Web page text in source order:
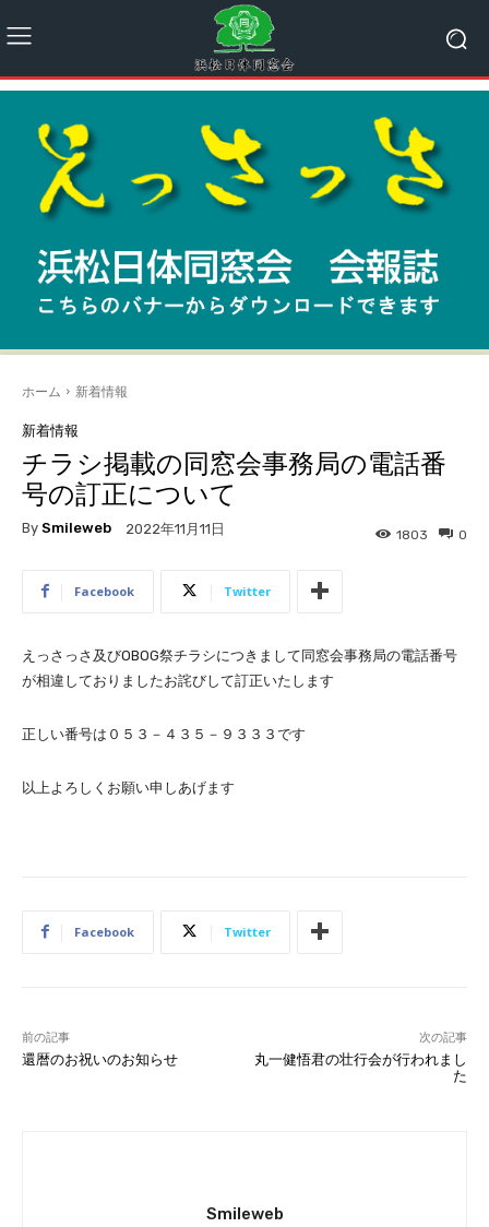
ホーム 新着情報
新着情報
チラシ掲載の同窓会事務局の電話番
号の訂正について
By Smileweb 2022年11月11日 0
1803
Facebook Twitter
えっさっさ及びOBOG祭チラシにつきまして同窓会事務局の電話番号
が相違しておりましたお詫びして訂正いたします
正しい番号は０５３－４３５－９３３３です
以上よろしくお願い申しあげます
Facebook Twitter
前の記事
還暦のお祝いのお知らせ
次の記事
丸一健悟君の壮行会が行われまし
た
Smileweb